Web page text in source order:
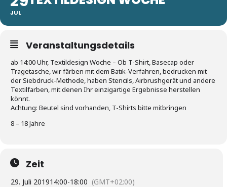
JUL
Veranstaltungsdetails
ab 14:00 Uhr, Textildesign Woche – Ob T-Shirt, Basecap oder
Tragetasche, wir färben mit dem Batik-Verfahren, bedrucken mit
der Siebdruck-Methode, haben Stencils, Airbrushgerät und andere
Textilfarben, mit denen Ihr einzigartige Ergebnisse herstellen
könnt.
Achtung: Beutel sind vorhanden, T-Shirts bitte mitbringen
8 – 18 Jahre
Zeit
29. Juli 201914:00-18:00 (GMT+02:00)